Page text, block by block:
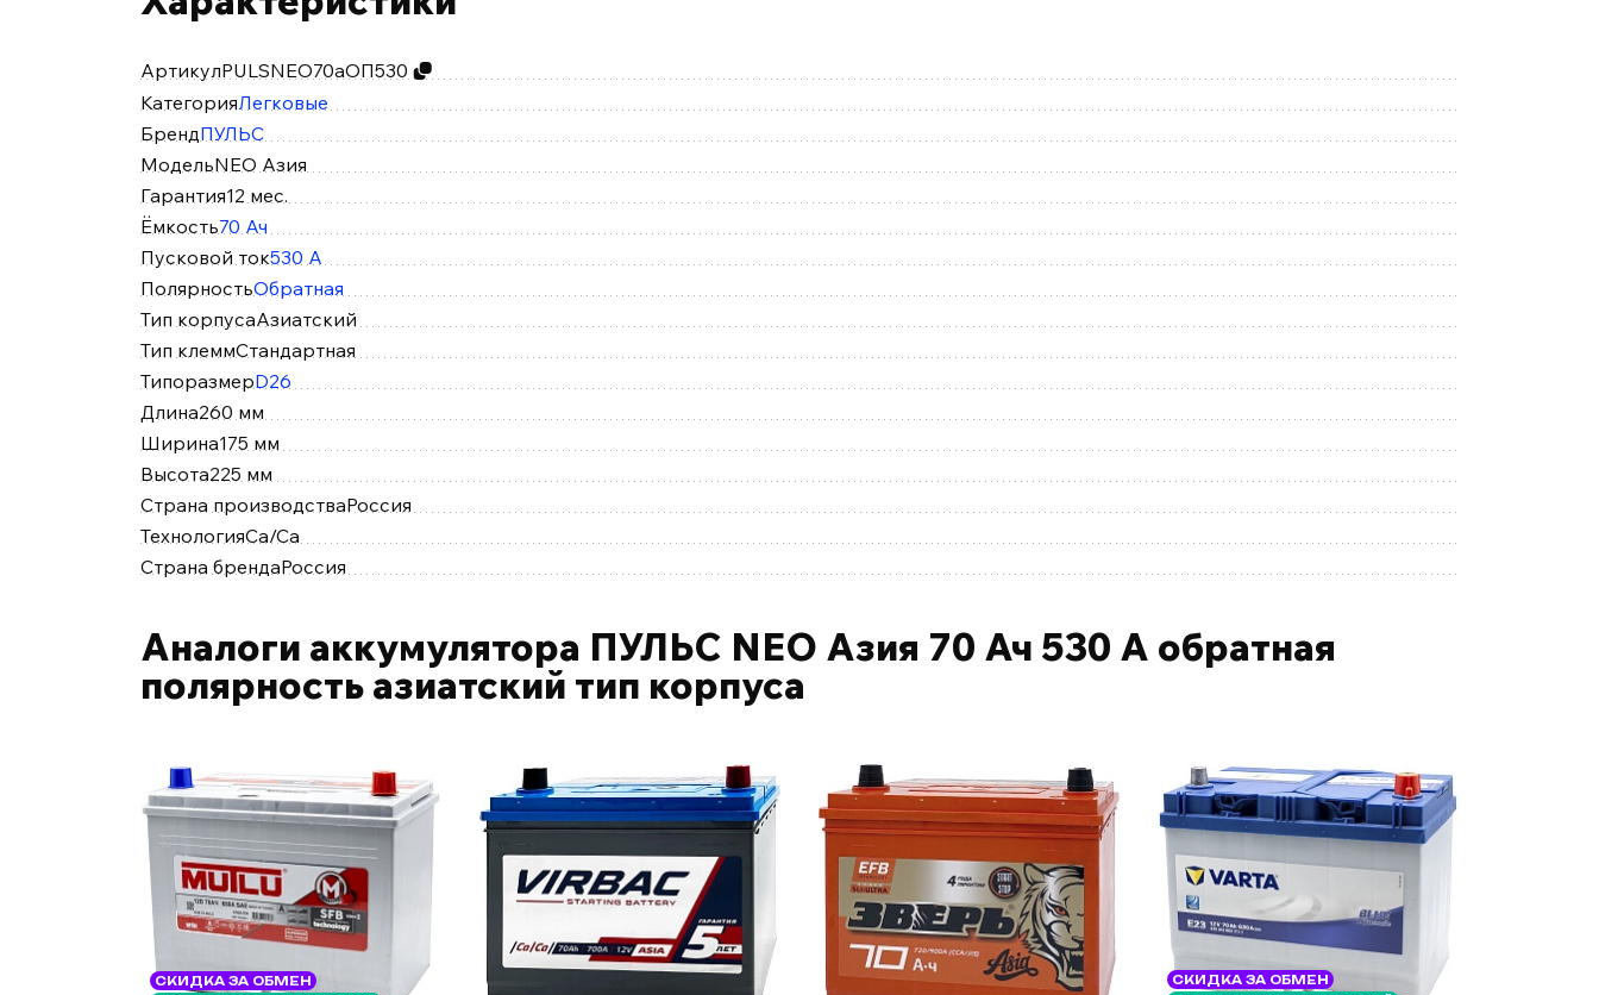
АртикулPULSNEO70аОП530
КатегорияЛегковые
БрендПУЛЬС
МодельNEO Азия
Гарантия12 мес.
Ёмкость70 Ач
Пусковой ток530 А
ПолярностьОбратная
Тип корпусаАзиатский
Тип клеммСтандартная
ТипоразмерD26
Длина260 мм
Ширина175 мм
Высота225 мм
Страна производстваРоссия
ТехнологияCa/Ca
Страна брендаРоссия
Аналоги аккумулятора ПУЛЬС NEO Азия 70 Ач 530 А обратная
полярность азиатский тип корпуса
СКИДКА ЗА ОБМЕН
СКИДКА ЗА ОБМЕН